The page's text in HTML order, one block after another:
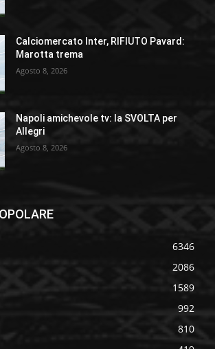
Calciomercato Inter, RIFIUTO Pavard:
Marotta trema
Agosto 8, 2026
Napoli amichevole tv: la SVOLTA per
Allegri
Agosto 8, 2026
6346
2086
1589
992
810